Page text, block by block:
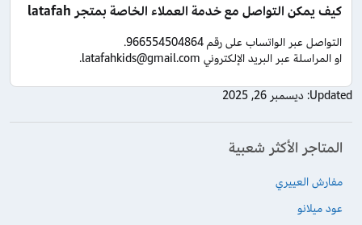
كيف يمكن التواصل مع خدمة العملاء الخاصة بمتجر latafah
التواصل عبر الواتساب على رقم 966554504864.
او المراسلة عبر البريد الإلكتروني latafahkids@gmail.com.
Updated: ديسمبر 26, 2025
المتاجر الأكثر شعبية
مفارش العييري
عود ميلانو